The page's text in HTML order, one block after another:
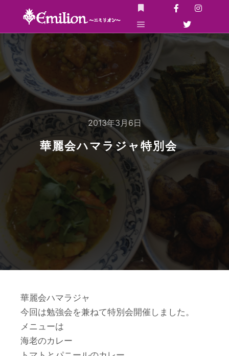
詳細
メインメニュー
2013年3月6日
華麗会ハマラジャ特別会
華麗会ハマラジャ
今回は勉強会を兼ねて特別会開催しました。
メニューは
海老のカレー